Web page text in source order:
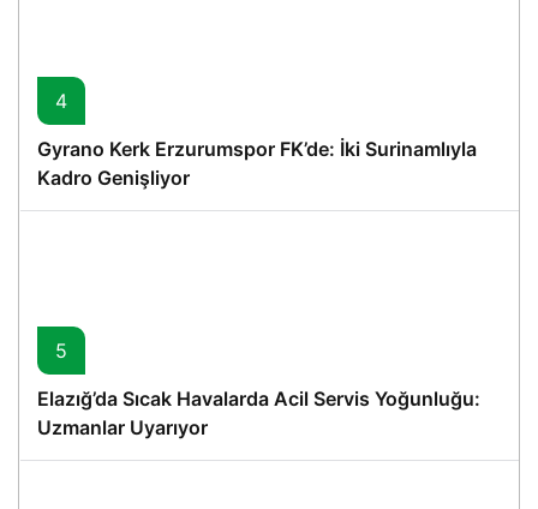
4
Gyrano Kerk Erzurumspor FK’de: İki Surinamlıyla
Kadro Genişliyor
5
Elazığ’da Sıcak Havalarda Acil Servis Yoğunluğu:
Uzmanlar Uyarıyor